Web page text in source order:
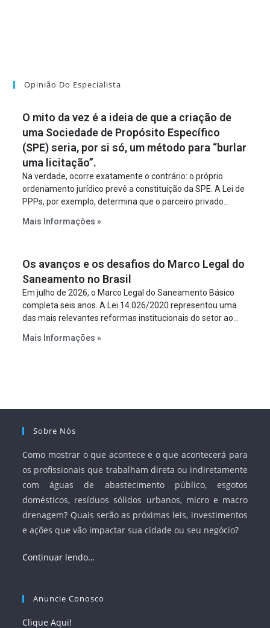
Opinião Do Especialista
O mito da vez é a ideia de que a criação de
uma Sociedade de Propósito Específico
(SPE) seria, por si só, um método para “burlar
uma licitação”.
Na verdade, ocorre exatamente o contrário: o próprio
ordenamento jurídico prevê a constituição da SPE. A Lei de
PPPs, por exemplo, determina que o parceiro privado
empreendimento. Ou seja, a suposta “fraude à licitação” é
projeto a projeto.
Mais Informações »
Os avanços e os desafios do Marco Legal do
Saneamento no Brasil
Em julho de 2026, o Marco Legal do Saneamento Básico
completa seis anos. A Lei 14.026/2020 representou uma
das mais relevantes reformas institucionais do setor ao
serviços, ampliar a participação da iniciativa privada,
Mais Informações »
Sobre Nós
Como mostrar o que acontece e o que acontecerá para
os profissionais que trabalham direta ou indiretamente
com águas de abastecimento público, esgotos
domésticos, resíduos sólidos urbanos, micro e macro
drenagem? Quais serão as próximas leis, investimentos
e ações que vão impactar sua cidade ou seu negócio?
Continuar lendo…
Anuncie Conosco
Clique Aqui!